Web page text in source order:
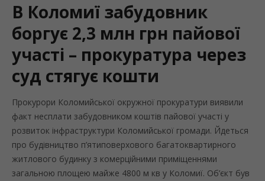
В Коломиї забудовник
боргує 2,3 млн грн пайової
участі – прокуратура через
суд стягує кошти
Прокурори Коломийської окружної прокуратури виявили
факт несплати забудовником коштів пайової участі у
розвиток інфраструктури Коломийської громади. Йдеться
про будівництво п’ятиповерхового багатоквартирного
житлового будинку з комерційними приміщеннями
загальною площею майже 4800 м кв у Коломиї. Об’єкт був